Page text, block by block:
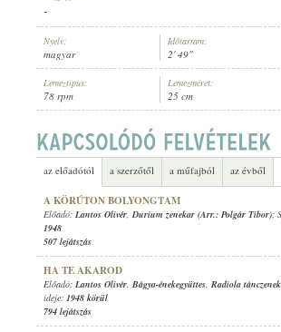
LANTOS OLIVÉR DURIUM ZENEKAR
-
Nyelv:
magyar
Időtartam:
2' 49"
Lemeztípus:
78 rpm
Lemezméret:
25 cm
az előadótól a szerzőtől a műfajból az évből
A KÖRÚTON BOLYONGTAM
Előadó: Lantos Olivér,Durium zenekar (Arr.: Polgár Tibor);
1948
507 lejátszás
HA TE AKAROD
Előadó: Lantos Olivér, Bágya-énekegyüttes, Radiola
ideje: 1948 körül
794 lejátszás